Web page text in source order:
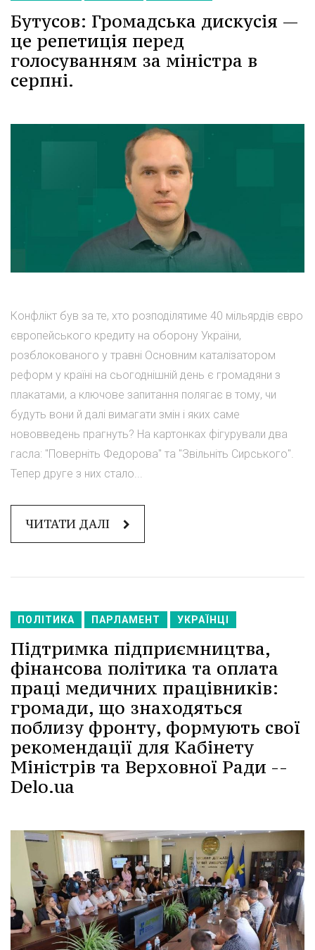
Бутусов: Громадська дискусія —
це репетиція перед
голосуванням за міністра в
серпні.
Конфлікт був за те, хто розподілятиме 40 мільярдів євро
європейського кредиту на оборону України,
розблокованого у травні Основним каталізатором
реформ у країні на сьогоднішній день є громадяни з
плакатами, а ключове запитання полягає в тому, чи
будуть вони й далі вимагати змін і яких саме
нововведень прагнуть? На картонках фігурували два
гасла: "Поверніть Федорова" та "Звільніть Сирського".
Тепер друге з них стало...
ЧИТАТИ ДАЛІ
ПОЛІТИКА ПАРЛАМЕНТ УКРАЇНЦІ
Підтримка підприємництва,
фінансова політика та оплата
праці медичних працівників:
громади, що знаходяться
поблизу фронту, формують свої
рекомендації для Кабінету
Міністрів та Верховної Ради --
Delo.ua